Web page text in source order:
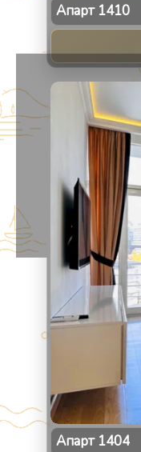
Апарт 1410
Апарт 1404